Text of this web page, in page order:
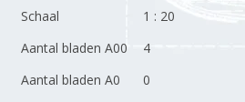
Schaal
1 : 20
Aantal bladen A00
4
Aantal bladen A0
0